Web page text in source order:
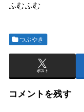
ふむふむ
つぶやき
ポスト
コメントを残す